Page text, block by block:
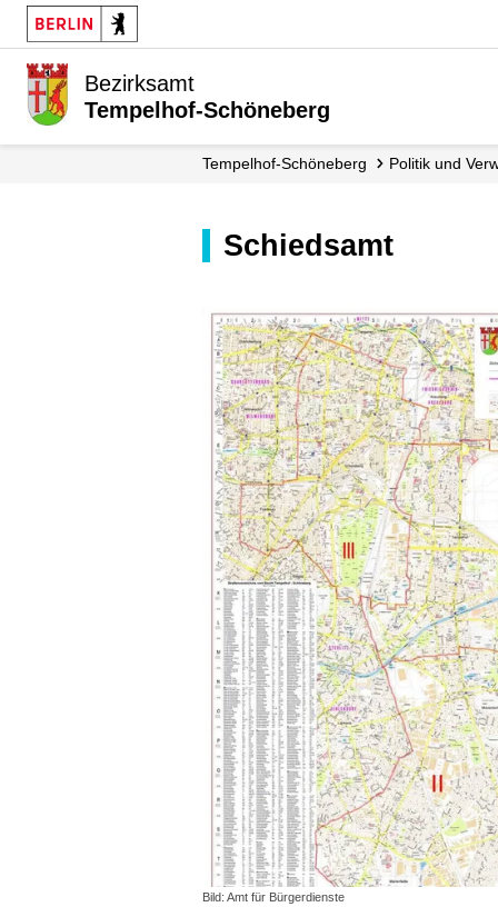
Bezirksamt
Tempelhof-Schöneberg
Tempelhof-Schöneberg Politik und
Schiedsamt
Bild: Amt für Bürgerdienste